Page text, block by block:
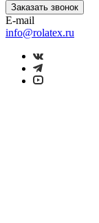
Заказать звонок
E-mail
info@rolatex.ru